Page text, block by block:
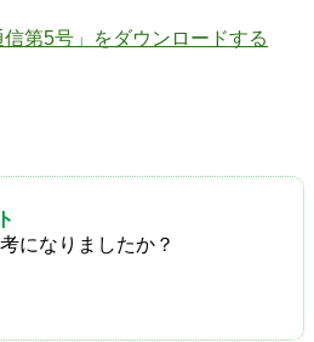
信第5号」をダウンロードする
になりましたか？